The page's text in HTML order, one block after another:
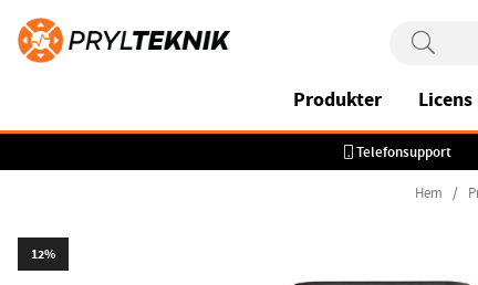
Telefonsupport
Produkter
Hem
12